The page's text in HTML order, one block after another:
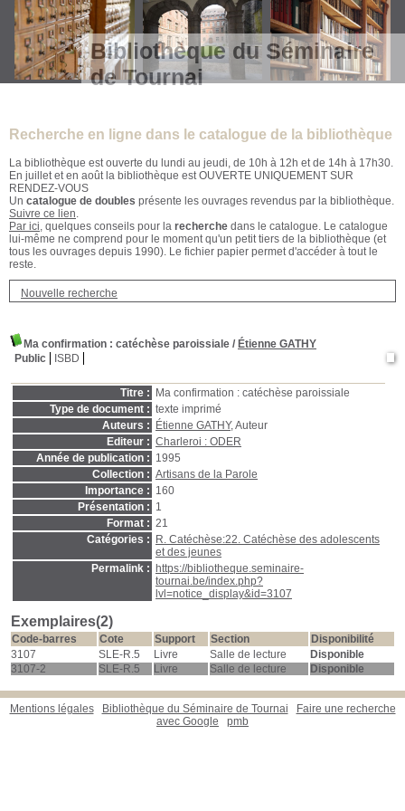
Bibliothèque du Séminaire
de Tournai
Recherche en ligne dans le catalogue de la bibliothèque
La bibliothèque est ouverte du lundi au jeudi, de 10h à 12h et de 14h à 17h30.
En juillet et en août la bibliothèque est OUVERTE UNIQUEMENT SUR
RENDEZ-VOUS
Un catalogue de doubles présente les ouvrages revendus par la bibliothèque.
Suivre ce lien.
Par ici, quelques conseils pour la recherche dans le catalogue. Le catalogue
lui-même ne comprend pour le moment qu'un petit tiers de la bibliothèque (et
tous les ouvrages depuis 1990). Le fichier papier permet d'accéder à tout le
reste.
Nouvelle recherche
Ma confirmation : catéchèse paroissiale / Étienne GATHY
Public
ISBD
Titre :
Ma confirmation : catéchèse paroissiale
Type de document : texte imprimé
Auteurs :
Étienne GATHY, Auteur
Editeur : Charleroi : ODER
Année de publication : 1995
Collection : Artisans de la Parole
Importance : 160
Présentation : 1
Format : 21
Catégories :
R. Catéchèse:22. Catéchèse des adolescents
et des jeunes
Permalink :
https://bibliotheque.seminaire-
tournai.be/index.php?
lvl=notice_display&id=3107
Exemplaires(2)
Code-barres Cote Support Section
Disponibilité
3107
SLE-R.5 Livre Salle de lecture
Disponible
3107-2
SLE-R.5 Livre Salle de lecture Disponible
Mentions légales Bibliothèque du Séminaire de Tournai
Faire une recherche
avec Google
pmb